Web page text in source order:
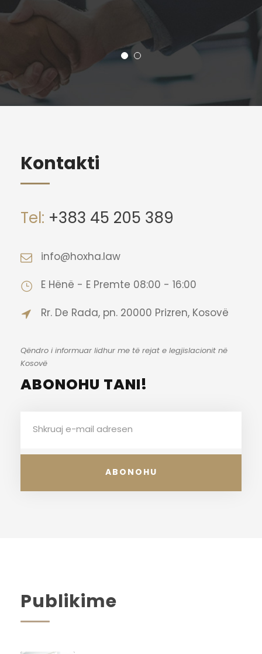
Kontakti
Tel: +383 45 205 389
info@hoxha.law
E Hënë - E Premte 08:00 - 16:00
Rr. De Rada, pn. 20000 Prizren, Kosovë
Qëndro i informuar lidhur me të rejat e legjislacionit në
Kosovë
ABONOHU TANI!
Publikime